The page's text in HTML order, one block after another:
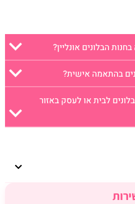
הבלונים אונליין?
בהתאמה אישית?
לבית או לעסק באזור